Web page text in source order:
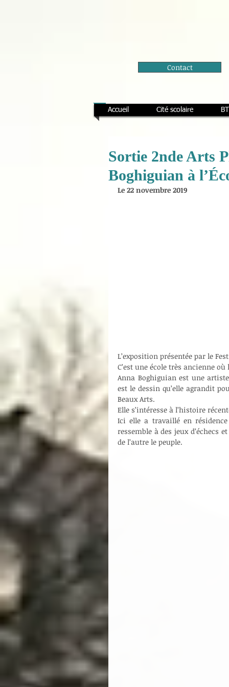
Contact
Accueil Cité scolaire
Sortie 2nde Arts
Boghiguian à
Le 22 novembre 2019
L’exposition présentée par le
C’est une école très ancienne
Anna Boghiguian est une
est le dessin qu’elle agrandit
Beaux Arts.
Elle s’intéresse à l’histoire
Ici elle a travaillé en
ressemble à des jeux d’échecs
de l’autre le peuple.